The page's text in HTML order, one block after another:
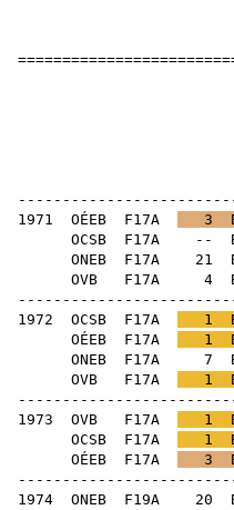
OB
1971 OÉEB F17A 3
OCSB F17A --
ONEB F17A 21
OVB F17A 4
1972 OCSB F17A 1
OÉEB F17A 1
ONEB F17A 7
OVB F17A 1
1973 OVB F17A 1
OCSB F17A 1
OÉEB F17A 3
1974 ONEB F19A 20